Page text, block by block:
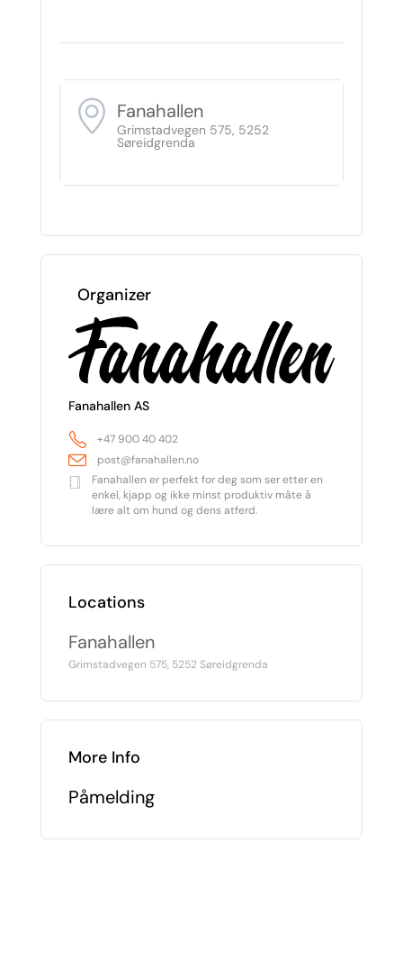
Fanahallen
Grimstadvegen 575, 5252
Søreidgrenda
Organizer
Fanahallen AS
+47 900 40 402
post@fanahallen.no
Fanahallen er perfekt for deg som ser etter en
enkel, kjapp og ikke minst produktiv måte å
lære alt om hund og dens atferd.
Locations
Fanahallen
Grimstadvegen 575, 5252 Søreidgrenda
More Info
Påmelding